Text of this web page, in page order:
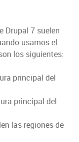
Drupal 7 suelen
usamos el
los siguientes:
principal del
principal del
las regiones de